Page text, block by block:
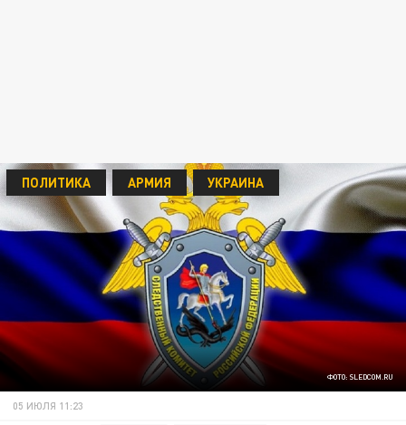
ФОТО: SLEDCOM.RU
ПОЛИТИКА АРМИЯ УКРАИНА
05 ИЮЛЯ 11:23